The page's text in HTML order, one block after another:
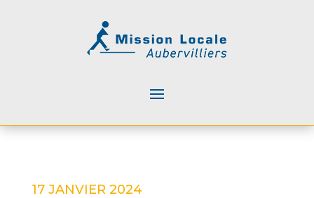
17 JANVIER 2024